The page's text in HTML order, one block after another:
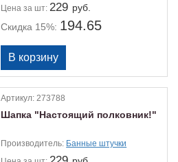
Цена за шт:229 руб.
Скидка 15%: 194.65
Артикул:273788
Шапка "Настоящий полковник!"
Производитель: Банные штучки